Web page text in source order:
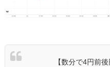
【数分で4円前